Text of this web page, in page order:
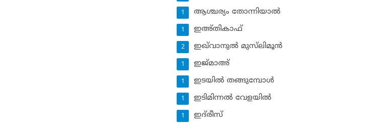
ആശ്ചര്യം തോന്നിയാല്‍
1
ഇഅ്തികാഫ്‌
1
ഇഖ്‌വാനുല്‍ മുസ്‌ലിമൂന്‍
2
ഇജ്മാഅ്
1
ഇടയില്‍ തങ്ങുമ്പോള്‍
1
ഇടിമിന്നല്‍ വേളയില്‍
1
ഇദ്‌രീസ്‌
1